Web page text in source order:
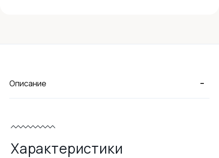
-
Описание
Характеристики